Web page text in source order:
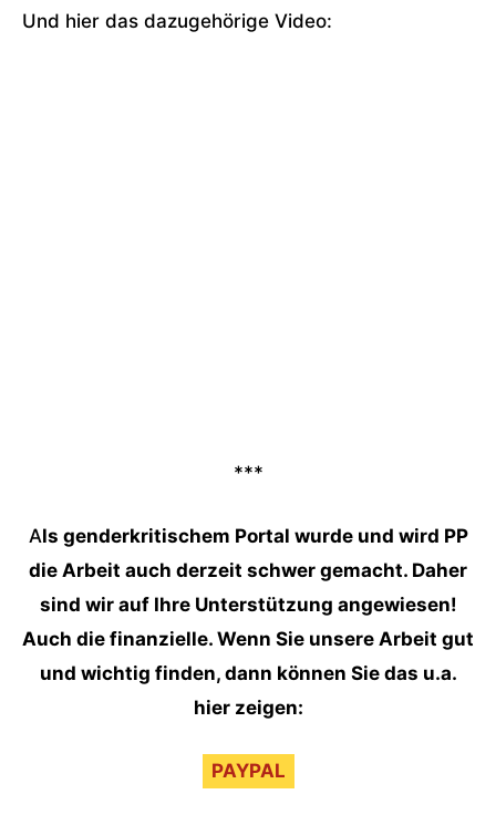
Und hier das dazugehörige Video:
***
Als genderkritischem Portal wurde und wird PP
die Arbeit auch derzeit schwer gemacht. Daher
sind wir auf Ihre Unterstützung angewiesen!
Auch die finanzielle. Wenn Sie unsere Arbeit gut
und wichtig finden, dann können Sie das u.a.
hier zeigen:
PAYPAL